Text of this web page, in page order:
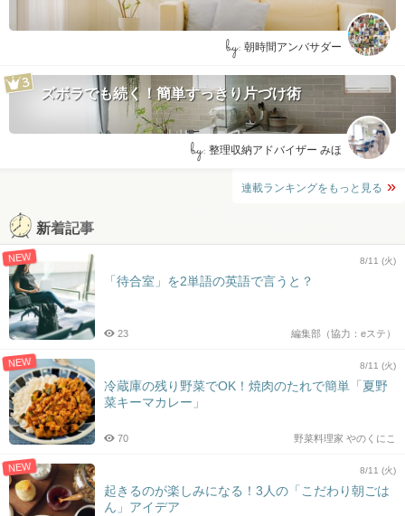
by: 朝時間アンバサダー
ズボラでも続く！簡単すっきり片づけ術
by: 整理収納アドバイザー みほ
連載ランキングをもっと見る
新着記事
NEW 8/11 (火)
「待合室」を2単語の英語で言うと？
編集部（協力：eステ）
23
NEW 8/11 (火)
冷蔵庫の残り野菜でOK！焼肉のたれで簡単「夏野
菜キーマカレー」
野菜料理家 やのくにこ
70
NEW 8/11 (火)
起きるのが楽しみになる！3人の「こだわり朝ごは
ん」アイデア